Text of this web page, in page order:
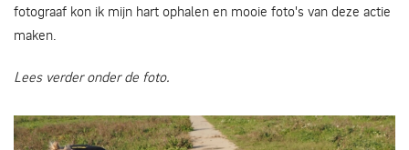
fotograaf kon ik mijn hart ophalen en mooie foto's van deze actie
maken.
Lees verder onder de foto.